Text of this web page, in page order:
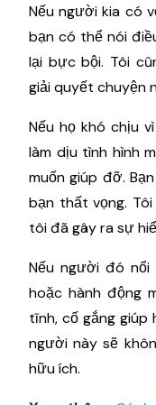
Nếu người kia có
bạn có thể nói
lại bực bội. Tôi
giải quyết chuyện
Nếu họ khó chịu
làm dịu tình hình
muốn giúp đỡ.
bạn thất vọng.
tôi đã gây ra sự
Nếu người đó
hoặc hành động
tĩnh, cố gắng giúp
người này sẽ
hữu ích.